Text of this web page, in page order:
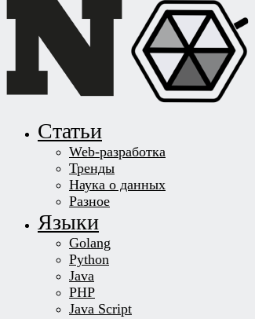
Статьи
Web-разработка
Тренды
Наука о данных
Разное
Языки
Golang
Python
Java
PHP
Java Script